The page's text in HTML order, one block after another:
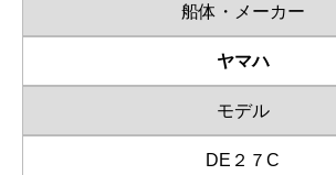
船体・メーカー
ヤマハ
モデル
DE２７C